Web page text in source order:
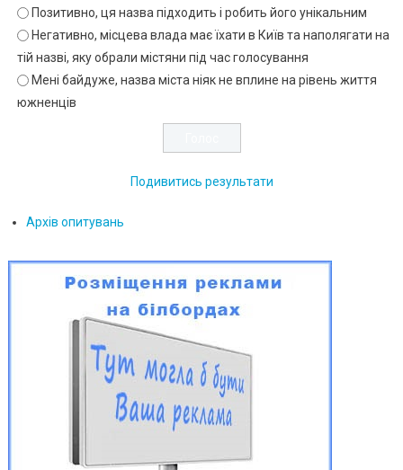
Позитивно, ця назва підходить і робить його унікальним
Негативно, місцева влада має їхати в Київ та наполягати на
тій назві, яку обрали містяни під час голосування
Мені байдуже, назва міста ніяк не вплине на рівень життя
южненців
Подивитись результати
Архів опитувань